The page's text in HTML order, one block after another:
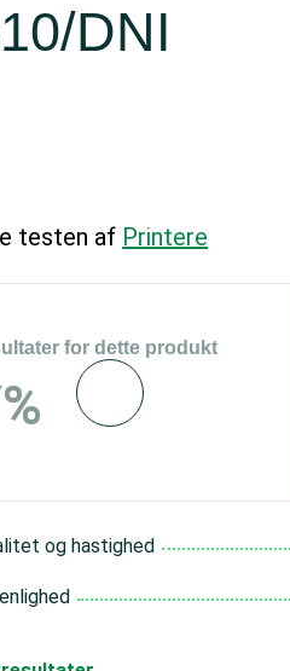
DNI
testen af Printere
for dette produkt
og hastighed